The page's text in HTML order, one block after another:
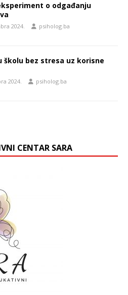
o odgađanju
2024. psiholog.ba
školu bez stresa uz korisne
2024. psiholog.ba
CENTAR SARA